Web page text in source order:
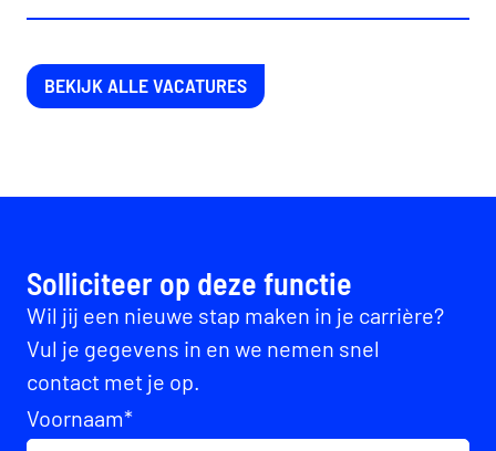
BEKIJK ALLE VACATURES
Solliciteer op deze functie
Wil jij een nieuwe stap maken in je carrière?
Vul je gegevens in en we nemen snel
contact met je op.
Voornaam*